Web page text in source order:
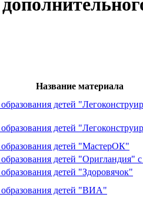
Название материала
детей
детей
детей "МастерОК"
детей
детей "Здоровячок"
образования детей "ВИА"